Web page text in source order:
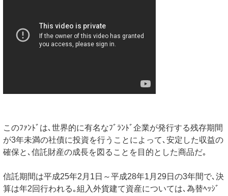
このﾌｧﾝﾄﾞは､世界的に有名なﾌﾞﾗﾝﾄﾞ企業が発行する残存期間
が3年未満の社債に投資を行うことによって､安定した収益の
確保と､信託財産の成長を図ることを目的とした商品だ｡
信託期間は平成25年2月1日～平成28年1月29日の3年間で､決
算は年2回行われる｡組入外貨建て資産については､為替ﾍｯｼﾞ